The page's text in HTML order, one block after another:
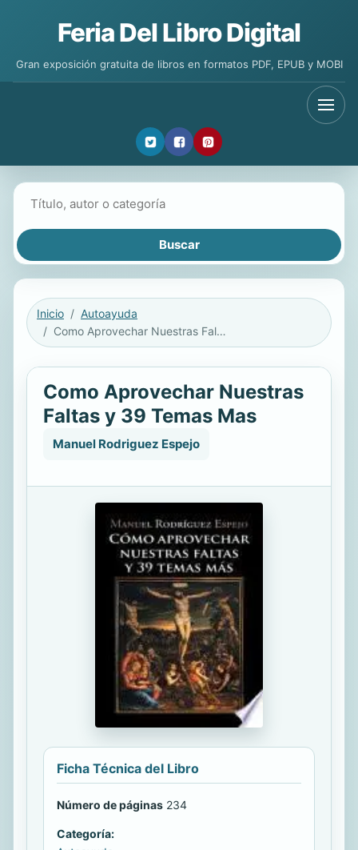
Feria Del Libro Digital
Gran exposición gratuita de libros en formatos PDF, EPUB y MOBI
Inicio
Autoayuda
Como Aprovechar Nuestras Faltas y 39 Temas Mas
Como Aprovechar Nuestras
Faltas y 39 Temas Mas
Manuel Rodriguez Espejo
Ficha Técnica del Libro
Número de páginas 234
Categoría: